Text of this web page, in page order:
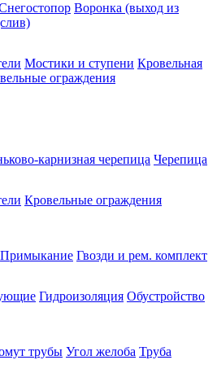
Воронка (выход из
Мостики и ступени Кровельная
ограждения
карнизная черепица Черепица
Кровельные ограждения
Примыкание Гвозди и рем. комплект
Гидроизоляция Обустройство
трубы Угол желоба Труба